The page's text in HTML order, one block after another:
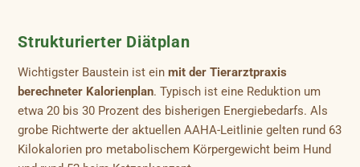
Strukturierter Diätplan
Wichtigster Baustein ist einmit der Tierarztpraxis
berechneter Kalorienplan. Typisch ist eine Reduktion um
etwa 20 bis 30 Prozent des bisherigen Energiebedarfs. Als
grobe Richtwerte der aktuellen AAHA-Leitlinie gelten rund 63
Kilokalorien pro metabolischem Körpergewicht beim Hund